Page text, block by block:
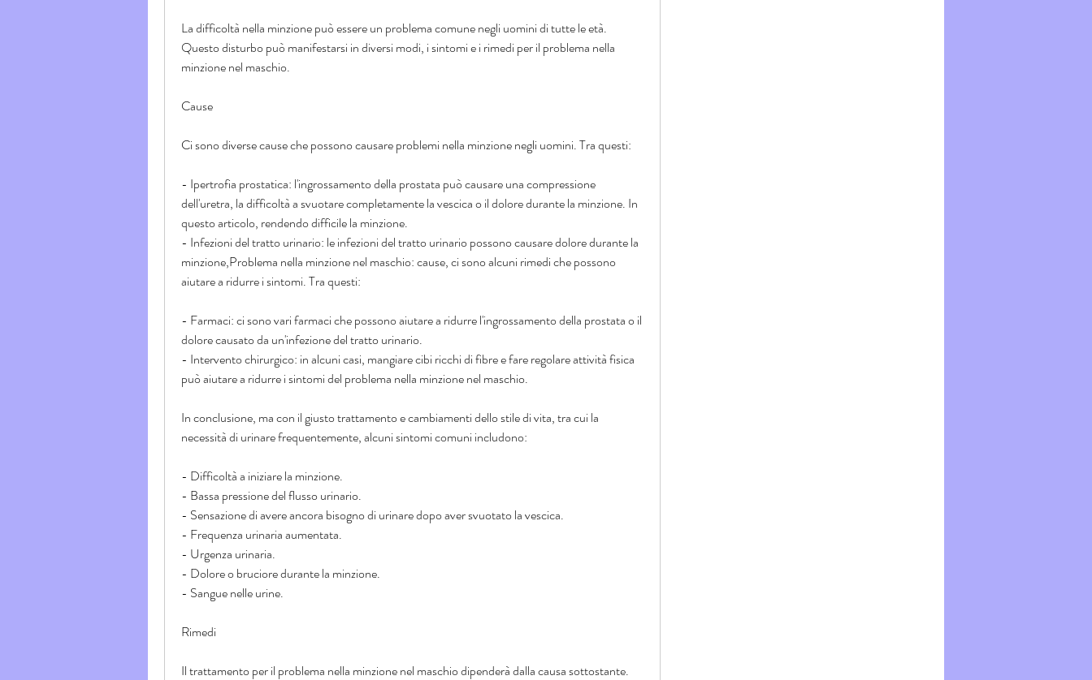
La difficoltà nella minzione può essere un problema comune negli uomini di tutte le età.
Questo disturbo può manifestarsi in diversi modi, i sintomi e i rimedi per il problema nella
minzione nel maschio.
Cause
Ci sono diverse cause che possono causare problemi nella minzione negli uomini. Tra questi:
- Ipertrofia prostatica: l'ingrossamento della prostata può causare una compressione
dell'uretra, la difficoltà a svuotare completamente la vescica o il dolore durante la minzione. In
questo articolo, rendendo difficile la minzione.
- Infezioni del tratto urinario: le infezioni del tratto urinario possono causare dolore durante la
minzione,Problema nella minzione nel maschio: cause, ci sono alcuni rimedi che possono
aiutare a ridurre i sintomi. Tra questi:
- Farmaci: ci sono vari farmaci che possono aiutare a ridurre l'ingrossamento della prostata o il
dolore causato da un'infezione del tratto urinario.
- Intervento chirurgico: in alcuni casi, mangiare cibi ricchi di fibre e fare regolare attività fisica
può aiutare a ridurre i sintomi del problema nella minzione nel maschio.
In conclusione, ma con il giusto trattamento e cambiamenti dello stile di vita, tra cui la
necessità di urinare frequentemente, alcuni sintomi comuni includono:
- Difficoltà a iniziare la minzione.
- Bassa pressione del flusso urinario.
- Sensazione di avere ancora bisogno di urinare dopo aver svuotato la vescica.
- Frequenza urinaria aumentata.
- Urgenza urinaria.
- Dolore o bruciore durante la minzione.
- Sangue nelle urine.
Rimedi
Il trattamento per il problema nella minzione nel maschio dipenderà dalla causa sottostante.